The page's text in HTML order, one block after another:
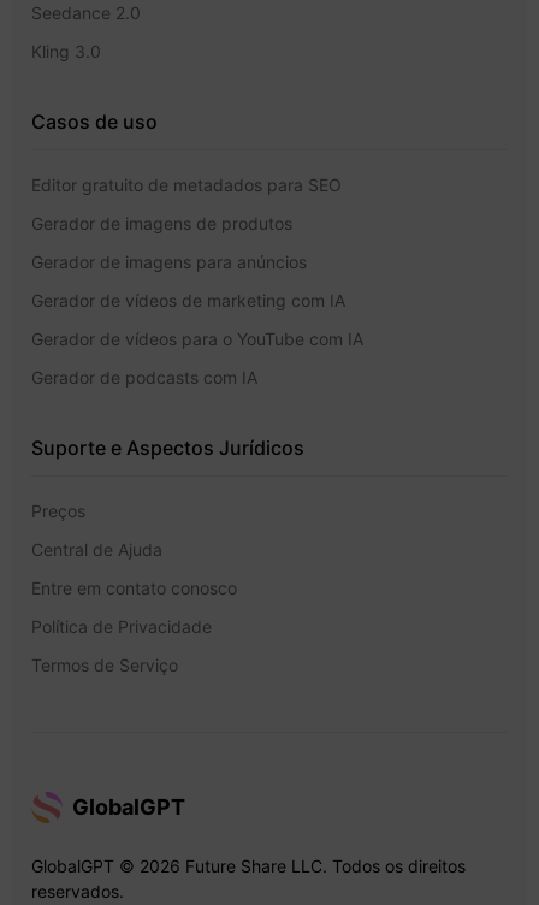
Seedance 2.0
Kling 3.0
Casos de uso
Editor gratuito de metadados para SEO
Gerador de imagens de produtos
Gerador de imagens para anúncios
Gerador de vídeos de marketing com IA
Gerador de vídeos para o YouTube com IA
Gerador de podcasts com IA
Suporte e Aspectos Jurídicos
Preços
Central de Ajuda
Entre em contato conosco
Política de Privacidade
Termos de Serviço
GlobalGPT
GlobalGPT © 2026 Future Share LLC. Todos os direitos
reservados.